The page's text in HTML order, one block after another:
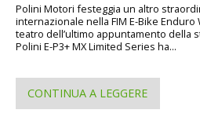
Polini Motori festeggia un altro
internazionale nella FIM E-Bike Enduro
teatro dell’ultimo appuntamento della
Polini E-P3+ MX Limited Series ha...
CONTINUA A LEGGERE